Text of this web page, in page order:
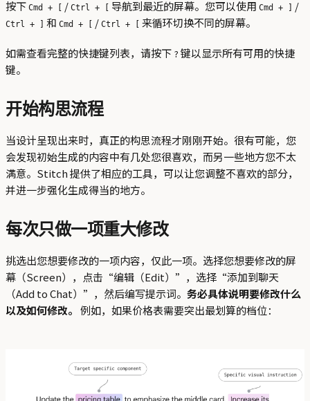
按下 Cmd + [ / Ctrl + [ 导航到最近的屏幕。您可以使用 Cmd + ] /
Ctrl + ] 和 Cmd + [ / Ctrl + [ 来循环切换不同的屏幕。
如需查看完整的快捷键列表，请按下 ? 键以显示所有可用的快捷
键。
开始构思流程
当设计呈现出来时，真正的构思流程才刚刚开始。很有可能，您
会发现初始生成的内容中有几处您很喜欢，而另一些地方您不太
满意。Stitch 提供了相应的工具，可以让您调整不喜欢的部分，
并进一步强化生成得当的地方。
每次只做一项重大修改
挑选出您想要修改的一项内容，仅此一项。选择您想要修改的屏
幕（Screen），点击“编辑（Edit）”，选择“添加到聊天
（Add to Chat）”，然后编写提示词。 务必具体说明要修改什么
以及如何修改。 例如，如果价格表需要突出最划算的档位：